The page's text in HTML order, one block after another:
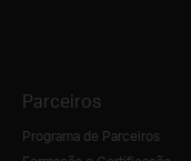
Parceiros
Programa de Parceiros